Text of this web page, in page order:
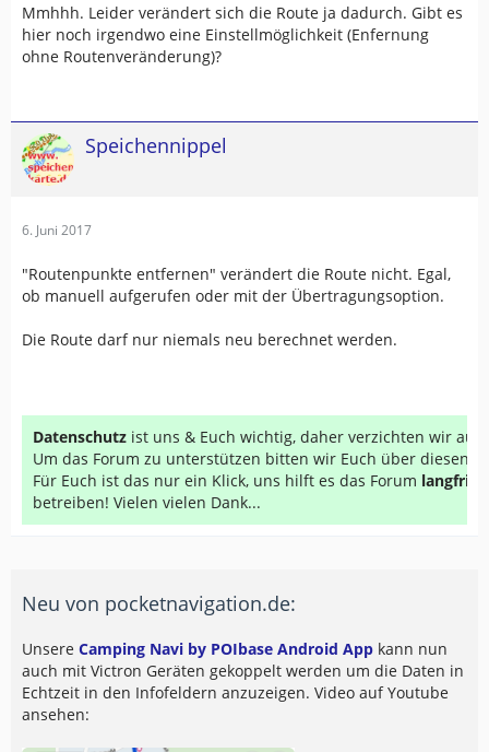
Mmhhh. Leider verändert sich die Route ja dadurch. Gibt es
hier noch irgendwo eine Einstellmöglichkeit (Enfernung
ohne Routenveränderung)?
Speichennippel
6. Juni 2017
"Routenpunkte entfernen" verändert die Route nicht. Egal,
ob manuell aufgerufen oder mit der Übertragungsoption.
Die Route darf nur niemals neu berechnet werden.
Datenschutz ist uns & Euch wichtig, daher verzichten wir auf
Um das Forum zu unterstützen bitten wir Euch über diesen
Für Euch ist das nur ein Klick, uns hilft es das Forum
betreiben! Vielen vielen Dank...
Neu von pocketnavigation.de:
Unsere Camping Navi by POIbase Android App kann nun
auch mit Victron Geräten gekoppelt werden um die Daten in
Echtzeit in den Infofeldern anzuzeigen. Video auf Youtube
ansehen: